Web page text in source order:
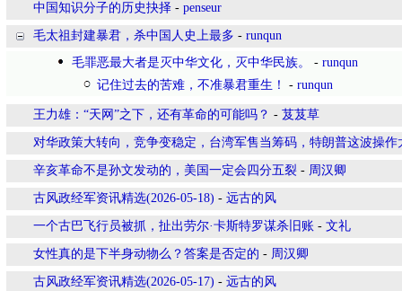
中国知识分子的历史抉择 - penseur
毛太祖封建暴君，杀中国人史上最多 - runqun
毛罪恶最大者是灭中华文化，灭中华民族。
- runqun
记住过去的苦难，不准暴君重生！
- runqun
王力雄：“天网”之下，还有革命的可能吗？ - 芨芨草
对华政策大转向，竞争变稳定，台湾军售当筹码，特朗普这波操作
辛亥革命不是孙文发动的，美国一定会四分五裂 - 周汉卿
古风政经军资讯精选(2026-05-18) - 远古的风
一个古巴飞行员被抓，扯出劳尔·卡斯特罗谋杀旧账 - 文礼
女性真的是下半身动物么？答案是否定的 - 周汉卿
古风政经军资讯精选(2026-05-17) - 远古的风